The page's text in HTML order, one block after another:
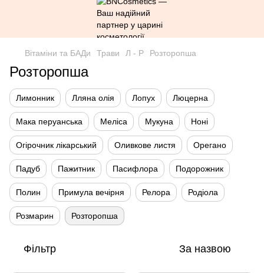
Вітаміни та БАДи Трави Л - Р Розторопша
Розторопша
Лимонник Лляна олія Лопух Люцерна
Мака перуанська Меліса Мукуна Ноні
Огірочник лікарський Оливкове листя Орегано
Падуб Пажитник Пасифлора Подорожник
Полин Примула вечірня Релора Родіола
Розмарин Розторопша
Фільтр За назвою